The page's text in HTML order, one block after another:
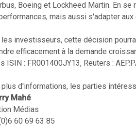
Boeing et Lockheed Martin. En
mais aussi s'adapter
les investisseurs, cette décision
efficacement à la demande
ISIN : FR001400JY13, Reuters :
plus d'informations, les parties
Mahé
Médias
60 69 63 85